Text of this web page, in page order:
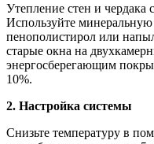
Утепление стен и чердака
Используйте
пенополистирол или
старые окна на
энергосберегающим
10%.
2. Настройка системы
Снизьте температуру в